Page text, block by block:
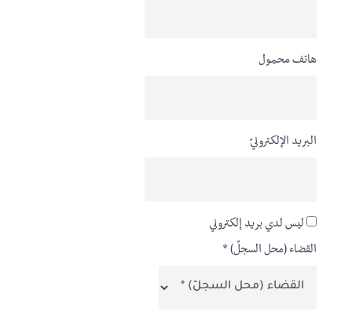
هاتف محمول
البريد الإلكترونيّ
ليس لدي بريد إلكتروني
القضاء (محل السجلّ) *